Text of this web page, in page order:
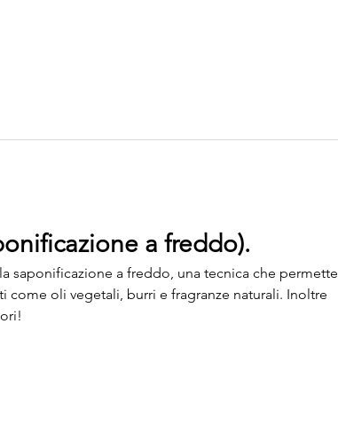
a freddo).
saponificazione a freddo, una tecnica che permette
oli vegetali, burri e fragranze naturali. Inoltre